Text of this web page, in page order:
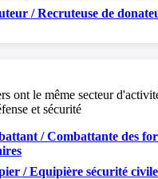
/ Recruteuse de
ont le même secteur
et sécurité
/ Combattante des
/ Equipière sécurité civile